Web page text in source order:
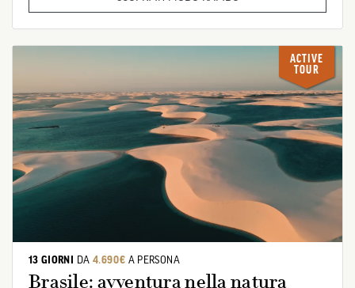
ACTIVE
TOUR
13 GIORNI DA 4.690€ A PERSONA
Brasile: avventura nella natura